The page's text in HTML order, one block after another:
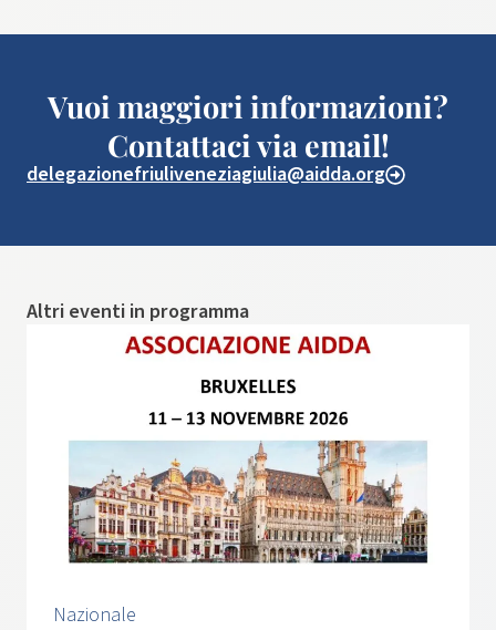
Vuoi maggiori informazioni?
Contattaci via email!
delegazionefriuliveneziagiulia@aidda.org
Altri eventi in programma
Nazionale